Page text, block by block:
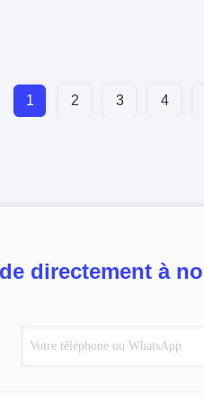
1 2 3 4
directement à